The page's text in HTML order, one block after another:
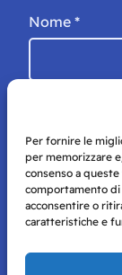
Per fornire le
per memorizzare
consenso a
comportamento di
acconsentire o
caratteristiche e
Nome *
Storie di Napoli